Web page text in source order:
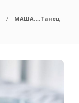
МАША….Танец